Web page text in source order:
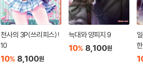
천사의 3P(쓰리피스)!
10
10% 8,100원
늑대와 양피지 9
10% 8,100원